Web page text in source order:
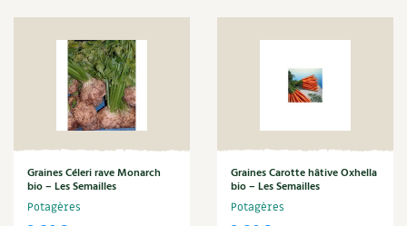
Graines Céleri rave Monarch
bio – Les Semailles
Potagères
Graines Carotte hâtive Oxhella
bio – Les Semailles
Potagères